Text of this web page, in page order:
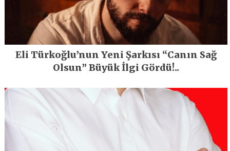
Eli Türkoğlu’nun Yeni Şarkısı “Canın Sağ
Olsun” Büyük İlgi Gördü!..